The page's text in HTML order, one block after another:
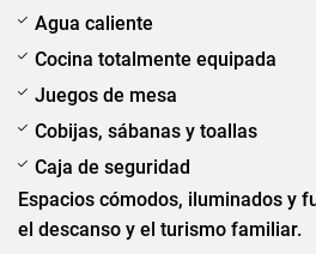
Agua caliente
Cocina totalmente equipada
Juegos de mesa
Cobijas, sábanas y toallas
Caja de seguridad
Espacios cómodos, iluminados y
el descanso y el turismo familiar.